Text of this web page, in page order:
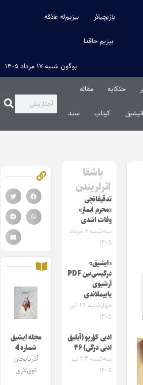
یازیچیلار بیزیم‌له علاقه
بیزیم حاقدا
بوگون شنبه ۱۷ مرداد ۱۴۰۵
حئکایه مقاله‌
کیتاب سند
باشقا
اثرلریندن
تدقیقاتچی
«محرم ایماز»
وفات ائتدی
سه‌شنبه ۶ مرداد
۱۴۰۵
«ایشیق»
درگیسی‌نین PDF
آرشیوی
یاییملاندی
چهارشنبه ۳۱ تیر
۱۴۰۵
ادبی کؤرپو (آیلیق
ادبی درگی) ۴۶
سه‌شنبه ۲۳ تیر
۱۴۰۵
مجله ایشیق
شماره 4
آذربایجان
توی‌لاری